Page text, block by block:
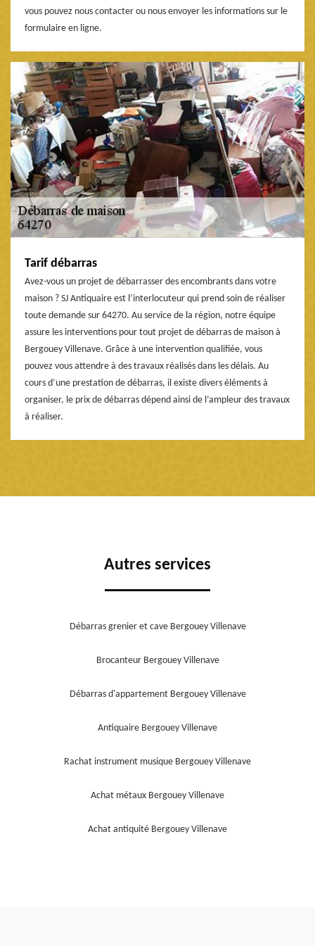
vous pouvez nous contacter ou nous envoyer les informations sur le
formulaire en ligne.
Tarif débarras
Avez-vous un projet de débarrasser des encombrants dans votre
maison ? SJ Antiquaire est l’interlocuteur qui prend soin de réaliser
toute demande sur 64270. Au service de la région, notre équipe
assure les interventions pour tout projet de débarras de maison à
Bergouey Villenave. Grâce à une intervention qualifiée, vous
pouvez vous attendre à des travaux réalisés dans les délais. Au
cours d’une prestation de débarras, il existe divers éléments à
organiser, le prix de débarras dépend ainsi de l’ampleur des travaux
à réaliser.
Autres services
Débarras grenier et cave Bergouey Villenave
Brocanteur Bergouey Villenave
Débarras d'appartement Bergouey Villenave
Antiquaire Bergouey Villenave
Rachat instrument musique Bergouey Villenave
Achat métaux Bergouey Villenave
Achat antiquité Bergouey Villenave